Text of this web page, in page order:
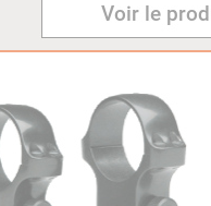
Voir le